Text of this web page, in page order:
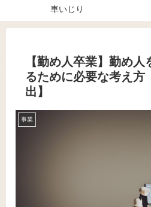
車いじり
【勤め人卒業】勤め
るために必要な考え方
出】
事業